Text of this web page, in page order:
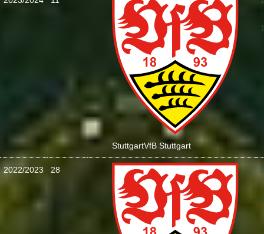
StuttgartVfB Stuttgart
:
2022/2023 28
: